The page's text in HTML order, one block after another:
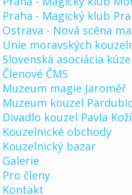
Praha - Magický klub
Ostrava - Nová scéna
Unie moravských
Slovenská asociácia
Členové ČMS
Muzeum magie Jaroměř
Muzeum kouzel
Divadlo kouzel Pavla
Kouzelnické obchody
Kouzelnický bazar
Galerie
Pro členy
Kontakt